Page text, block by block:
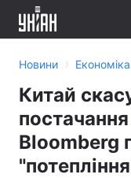
Новини › Економіка
Китай
Bloomberg